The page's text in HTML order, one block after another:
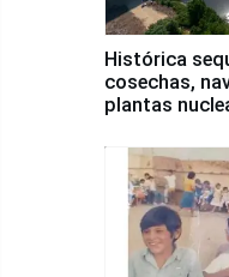
Histórica
cosechas,
plantas